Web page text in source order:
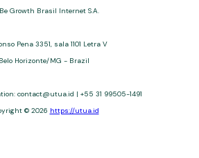
Growth Brasil Internet S.A.
Pena 3351, sala 1101 Letra V
Belo Horizonte/MG - Brazil
contact@utua.id | +55 31 99505-1491
© 2026 https://utua.id